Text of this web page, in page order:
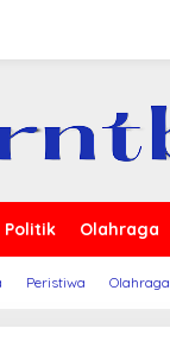
Politik Olahraga
Peristiwa Olahraga